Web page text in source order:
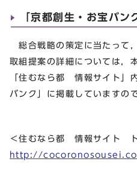
「京都創生・お宝バン
総合戦略の策定に当たって
取組提案の詳細については，
「住むなら都 情報サイト」
バンク」に掲載していますの
＜住むなら都 情報サイト
http://